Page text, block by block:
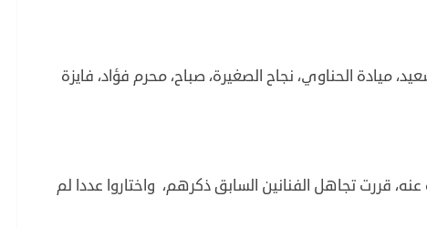
ميادة الحناوي، نجاح الصغيرة، صباح، محرم فؤاد، فايزة
قررت تجاهل الفنانين السابق ذكرهم، واختاروا عددا لم